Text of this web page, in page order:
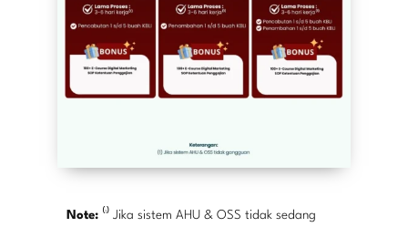
Note: ⁽¹⁾ Jika sistem AHU & OSS tidak sedang